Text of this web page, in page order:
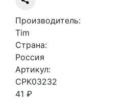
Производитель:
Tim
Страна:
Россия
Артикул:
CPK03232
41 ₽